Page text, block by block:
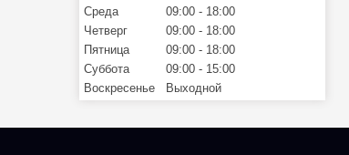
Среда
09:00
18:00
Четверг
09:00
18:00
Пятница
09:00
18:00
Суббота
09:00
15:00
Воскресенье
Выходной